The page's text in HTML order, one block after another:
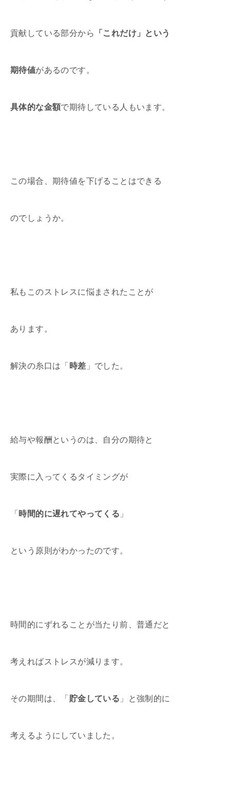
貢献している部分から 「これだけ」という
期待値があるのです。
具体的な金額で期待している人もいます。
この場合、期待値を下げることはできる
のでしょうか。
私もこのストレスに悩まされたことが
あります。
解決の糸口は「 時差 」でした。
給与や報酬というのは、自分の期待と
実際に入ってくるタイミングが
「 時間的に遅れてやってくる 」
という原則がわかったのです。
時間的にずれることが当たり前、普通だと
考えればストレスが減ります。
その期間は、「 貯金している 」と強制的に
考えるようにしていました。